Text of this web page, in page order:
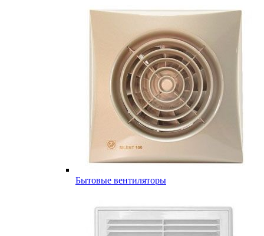
Бытовые вентиляторы